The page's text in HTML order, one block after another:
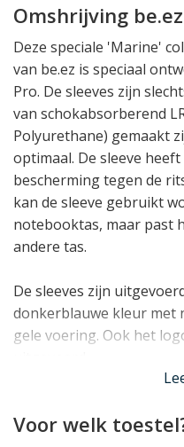
Omshrijving
Deze speciale 'Marine'
van be.ez is speciaal
Pro. De sleeves zijn
van schokabsorberend
Polyurethane) gemaakt
optimaal. De sleeve
bescherming tegen de
kan de sleeve gebruikt
notebooktas, maar past
andere tas.
De sleeves zijn
donkerblauwe kleur met
gele voering. Ook het
Voor welk